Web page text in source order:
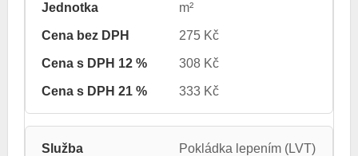
m²
275 Kč
308 Kč
333 Kč
Pokládka lepením (LVT)